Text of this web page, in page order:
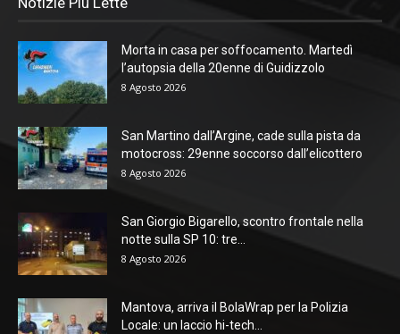
Morta in casa per soffocamento. Martedì
l’autopsia della 20enne di Guidizzolo
8 Agosto 2026
San Martino dall’Argine, cade sulla pista da
motocross: 29enne soccorso dall’elicottero
8 Agosto 2026
San Giorgio Bigarello, scontro frontale nella
notte sulla SP 10: tre...
8 Agosto 2026
Mantova, arriva il BolaWrap per la Polizia
Locale: un laccio hi-tech...